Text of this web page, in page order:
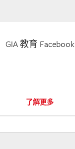
GIA 教育 Facebook
了解更多